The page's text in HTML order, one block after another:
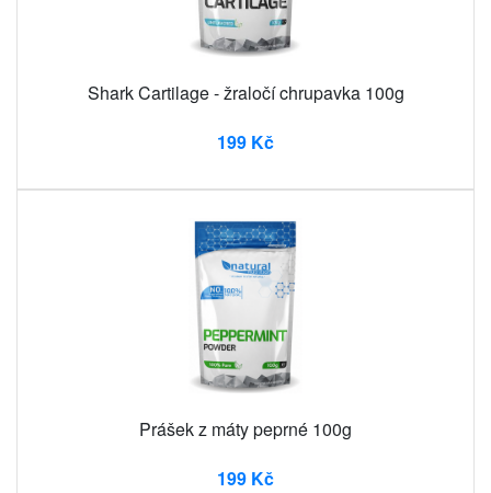
Shark Cartilage - žraločí chrupavka 100g
199 Kč
Prášek z máty peprné 100g
199 Kč